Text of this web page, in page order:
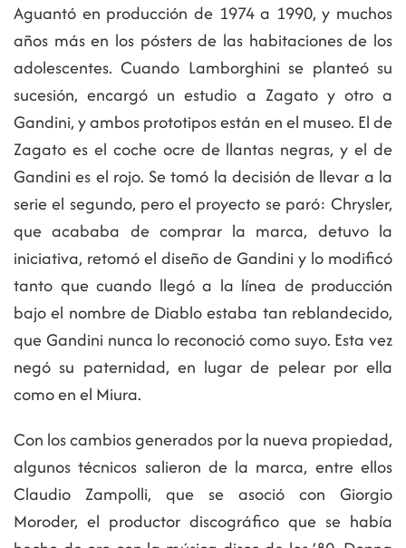
Aguantó en producción de 1974 a 1990, y muchos
años más en los pósters de las habitaciones de los
adolescentes. Cuando Lamborghini se planteó su
sucesión, encargó un estudio a Zagato y otro a
Gandini, y ambos prototipos están en el museo. El de
Zagato es el coche ocre de llantas negras, y el de
Gandini es el rojo. Se tomó la decisión de llevar a la
serie el segundo, pero el proyecto se paró: Chrysler,
que acababa de comprar la marca, detuvo la
iniciativa, retomó el diseño de Gandini y lo modificó
tanto que cuando llegó a la línea de producción
bajo el nombre de Diablo estaba tan reblandecido,
que Gandini nunca lo reconoció como suyo. Esta vez
negó su paternidad, en lugar de pelear por ella
como en el Miura.
Con los cambios generados por la nueva propiedad,
algunos técnicos salieron de la marca, entre ellos
Claudio Zampolli, que se asoció con Giorgio
Moroder, el productor discográfico que se había